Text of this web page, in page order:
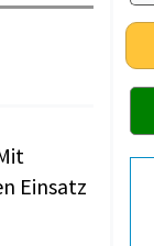
Einsatz